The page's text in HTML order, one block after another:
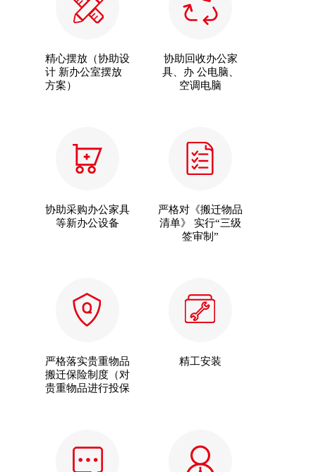
精心摆放（协助设
计 新办公室摆放
方案）
协助回收办公家
具、办 公电脑、
空调电脑
协助采购办公家具
等新办公设备
严格对《搬迁物品
清单》 实行“三级
签审制”
严格落实贵重物品
搬迁保险制度（对
贵重物品进行投保
精工安装